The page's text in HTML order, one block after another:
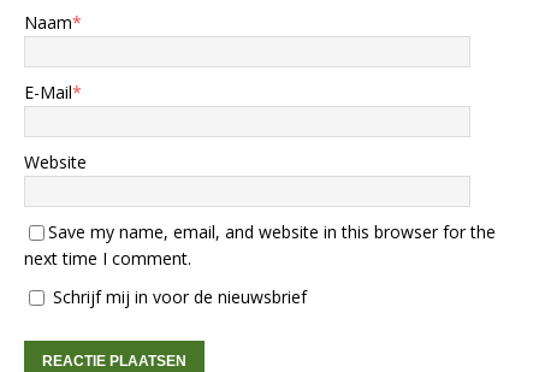
Naam*
E-Mail*
Website
Save my name, email, and website in this browser for the
next time I comment.
Schrijf mij in voor de nieuwsbrief